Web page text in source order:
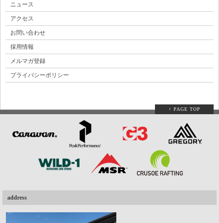
ニュース
アクセス
お問い合わせ
採用情報
メルマガ登録
プライバシーポリシー
↑ PAGE TOP
address